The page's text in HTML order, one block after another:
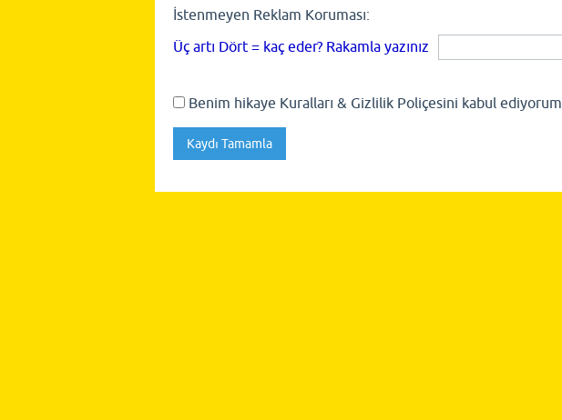
İstenmeyen Reklam Koruması:
Üç artı Dört = kaç eder? Rakamla yazınız
Benim hikaye Kuralları & Gizlilik Poliçesini kabul ediyorum